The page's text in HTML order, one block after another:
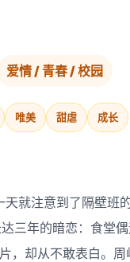
爱情 / 青春 / 校园
唯美 甜虐 成长
天就注意到了隔壁
三年的暗恋：食堂
，却从不敢表白。